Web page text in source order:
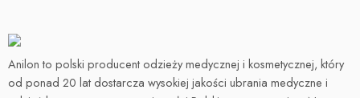
Anilon to polski producent odzieży medycznej i kosmetycznej, który
od ponad 20 lat dostarcza wysokiej jakości ubrania medyczne i